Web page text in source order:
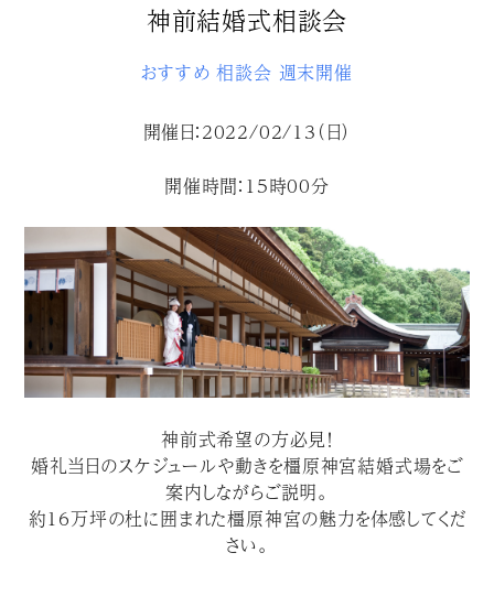
神前結婚式相談会
おすすめ 相談会 週末開催
開催日：2022/02/13（日）
開催時間：15時00分
神前式希望の方必見！
婚礼当日のスケジュールや動きを橿原神宮結婚式場をご
案内しながらご説明。
約１６万坪の杜に囲まれた橿原神宮の魅力を体感してくだ
さい。